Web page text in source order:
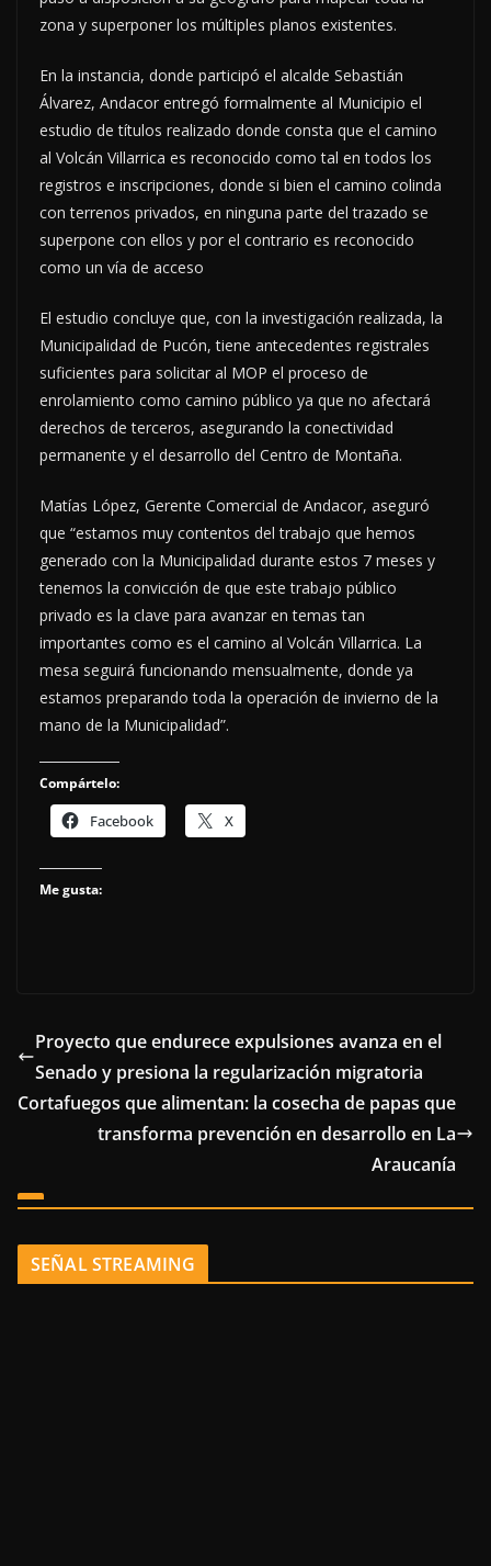
zona y superponer los múltiples planos existentes.
En la instancia, donde participó el alcalde Sebastián
Álvarez, Andacor entregó formalmente al Municipio el
estudio de títulos realizado donde consta que el camino
al Volcán Villarrica es reconocido como tal en todos los
registros e inscripciones, donde si bien el camino colinda
con terrenos privados, en ninguna parte del trazado se
superpone con ellos y por el contrario es reconocido
como un vía de acceso
El estudio concluye que, con la investigación realizada, la
Municipalidad de Pucón, tiene antecedentes registrales
suficientes para solicitar al MOP el proceso de
enrolamiento como camino público ya que no afectará
derechos de terceros, asegurando la conectividad
permanente y el desarrollo del Centro de Montaña.
Matías López, Gerente Comercial de Andacor, aseguró
que “estamos muy contentos del trabajo que hemos
generado con la Municipalidad durante estos 7 meses y
tenemos la convicción de que este trabajo público
privado es la clave para avanzar en temas tan
importantes como es el camino al Volcán Villarrica. La
mesa seguirá funcionando mensualmente, donde ya
estamos preparando toda la operación de invierno de la
mano de la Municipalidad”.
Compártelo:
Facebook X
Me gusta:
Proyecto que endurece expulsiones avanza en el
Senado y presiona la regularización migratoria
Cortafuegos que alimentan: la cosecha de papas que
transforma prevención en desarrollo en La
Araucanía
SEÑAL STREAMING